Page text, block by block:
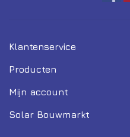
Klantenservice
Producten
Mijn account
Solar Bouwmarkt